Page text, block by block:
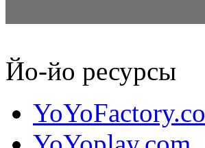
Дженсен Киммит (Jensen Kimmitt) —
Йо-йо ресурсы